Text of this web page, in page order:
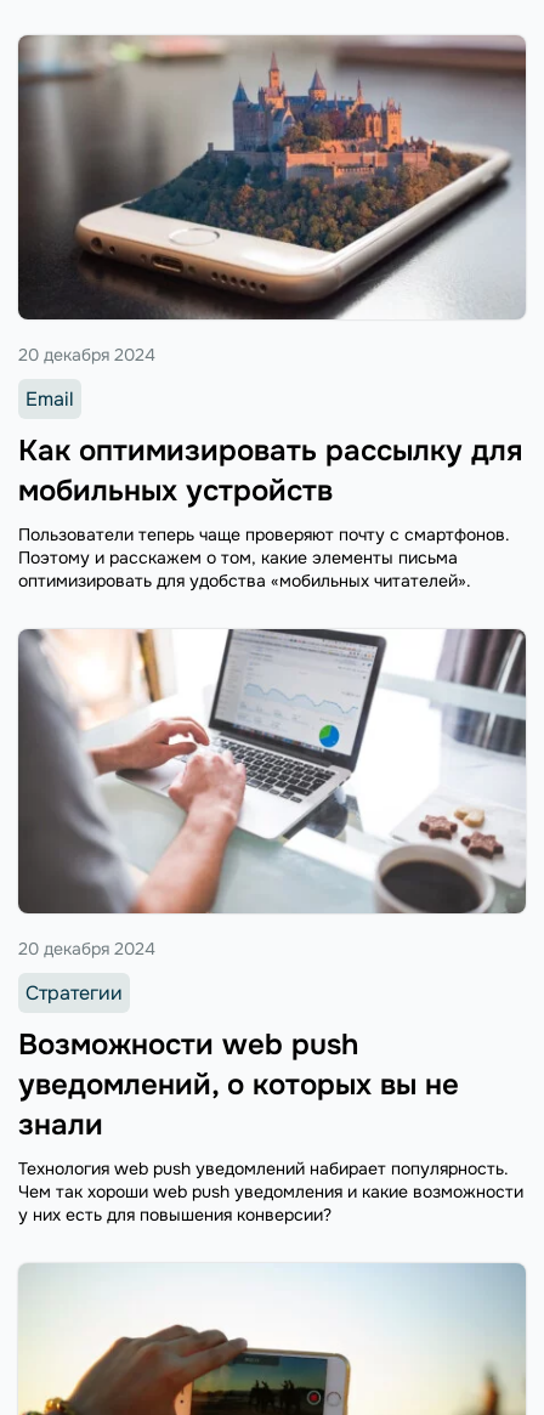
Как оптимизировать рассылку для
мобильных устройств
20 декабря 2024
Email
Пользователи теперь чаще проверяют почту с смартфонов.
Поэтому и расскажем о том, какие элементы письма
оптимизировать для удобства «мобильных читателей».
Возможности web push
уведомлений, о которых вы не
знали
20 декабря 2024
Стратегии
Технология web push уведомлений набирает популярность.
Чем так хороши web push уведомления и какие возможности
у них есть для повышения конверсии?